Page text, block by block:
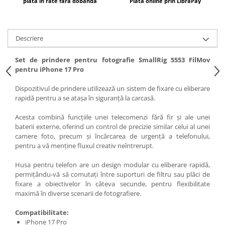
Carduri memorie
Huse protectie card memorie
Grip-uri
Telecomenzi
LCD protectie
Recordere audio digitale
Acumulatori si baterii
Acumulatori Foto
Acumulatori AA/AAA (R6/R3)) si
incarcatoare
Incarcatoare acumulatori Foto-
Video
Huse protectie acumulatori foto
Adaptoare pentru convertoare sau
Descriere
Set de prindere pentru fotografie SmallRig 5553 FilMov
pentru iPhone 17 Pro
Dispozitivul de prindere utilizează un sistem de fixare cu eliberare
rapidă pentru a se atașa în siguranță la carcasă.
Acesta combină funcțiile unei telecomenzi fără fir și ale unei
baterii externe, oferind un control de precizie similar celui al unei
camere foto, precum și încărcarea de urgență a telefonului,
pentru a vă menține fluxul creativ neîntrerupt.
Husa pentru telefon are un design modular cu eliberare rapidă,
permițându-vă să comutați între suporturi de filtru sau plăci de
fixare a obiectivelor în câteva secunde, pentru flexibilitate
maximă în diverse scenarii de fotografiere.
Compatibilitate:
iPhone 17 Pro